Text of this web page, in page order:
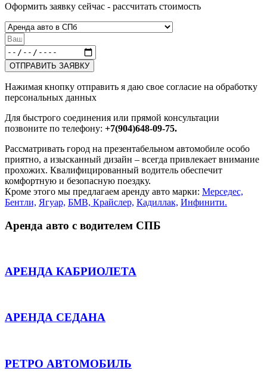
Оформить заявку сейчас - рассчитать стоимость
ОТПРАВИТЬ ЗАЯВКУ
Нажимая кнопку отправить я даю свое согласие на обработку
персональных данных
Для быстрого соединения или прямой консультации
позвоните по телефону: +7(904)648-09-75.
Рассматривать город на презентабельном автомобиле особо
приятно, а изысканный дизайн – всегда привлекает внимание
прохожих. Квалифицированный водитель обеспечит
комфортную и безопасную поездку.
Кроме этого мы предлагаем аренду авто марки: Мерседес,
Бентли, Ягуар, БМВ, Крайслер, Кадиллак, Инфинити.
Аренда авто с водителем СПБ
АРЕНДА КАБРИОЛЕТА
АРЕНДА СЕДАНА
РЕТРО АВТОМОБИЛЬ